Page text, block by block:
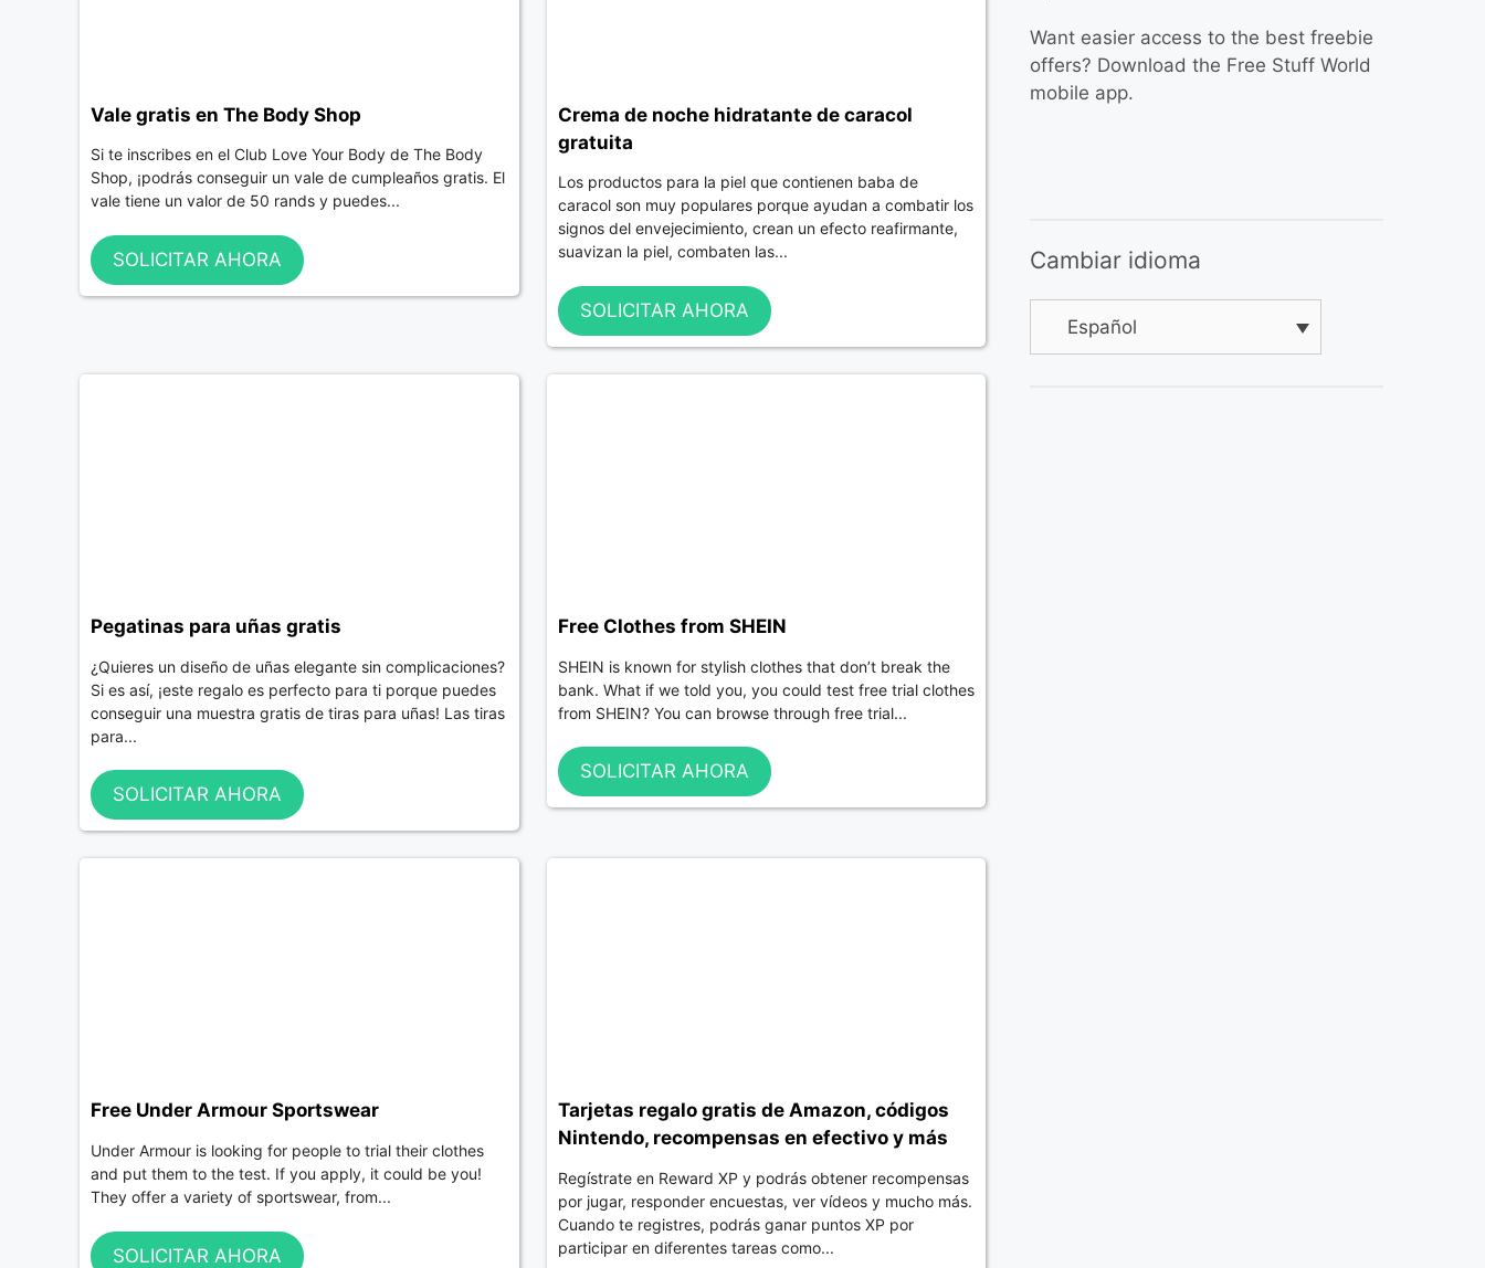
Vale gratis en The Body Shop
Si te inscribes en el Club Love Your Body de The Body
Shop, ¡podrás conseguir un vale de cumpleaños gratis. El
vale tiene un valor de 50 rands y puedes...
SOLICITAR AHORA
Crema de noche hidratante de caracol
gratuita
Los productos para la piel que contienen baba de
caracol son muy populares porque ayudan a combatir los
signos del envejecimiento, crean un efecto reafirmante,
suavizan la piel, combaten las...
SOLICITAR AHORA
Pegatinas para uñas gratis
¿Quieres un diseño de uñas elegante sin complicaciones?
Si es así, ¡este regalo es perfecto para ti porque puedes
conseguir una muestra gratis de tiras para uñas! Las tiras
para...
SOLICITAR AHORA
Free Clothes from SHEIN
SHEIN is known for stylish clothes that don’t break the
bank. What if we told you, you could test free trial clothes
from SHEIN? You can browse through free trial...
SOLICITAR AHORA
Free Under Armour Sportswear
Under Armour is looking for people to trial their clothes
and put them to the test. If you apply, it could be you!
They offer a variety of sportswear, from...
SOLICITAR AHORA
Tarjetas regalo gratis de Amazon, códigos
Nintendo, recompensas en efectivo y más
Regístrate en Reward XP y podrás obtener recompensas
por jugar, responder encuestas, ver vídeos y mucho más.
Cuando te registres, podrás ganar puntos XP por
participar en diferentes tareas como...
Want easier access to the best freebie
offers? Download the Free Stuff World
mobile app.
Cambiar idioma
Español